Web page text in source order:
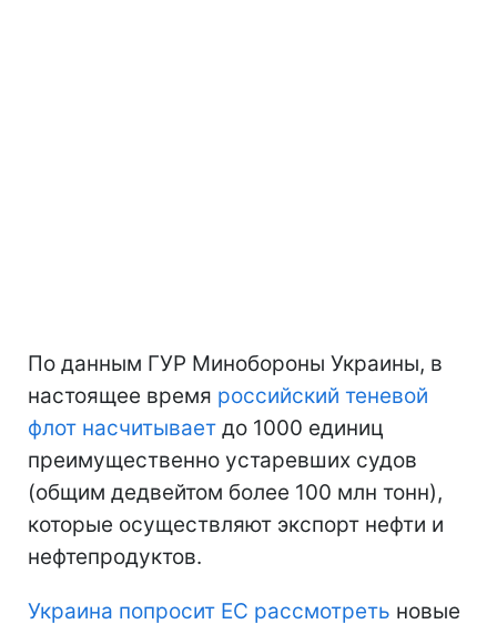
По данным ГУР Минобороны Украины, в
настоящее время российский теневой
флот насчитывает до 1000 единиц
преимущественно устаревших судов
(общим дедвейтом более 100 млн тонн),
которые осуществляют экспорт нефти и
нефтепродуктов.
Украина попросит ЕС рассмотреть новые